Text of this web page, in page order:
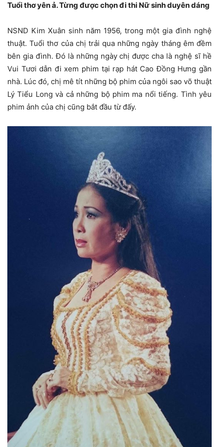
Tuổi thơ yên ả. Từng được chọn đi thi Nữ sinh duyên dáng
NSND Kim Xuân sinh năm 1956, trong một gia đình nghệ
thuật. Tuổi thơ của chị trải qua những ngày tháng êm đềm
bên gia đình. Đó là những ngày chị được cha là nghệ sĩ hề
Vui Tươi dẫn đi xem phim tại rạp hát Cao Đồng Hưng gần
nhà. Lúc đó, chị mê tít những bộ phim của ngôi sao võ thuật
Lý Tiểu Long và cả những bộ phim ma nổi tiếng. Tình yêu
phim ảnh của chị cũng bắt đầu từ đấy.